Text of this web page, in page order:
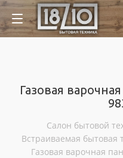
Газовая
Салон бытовой
Встраиваемая бытовая
Газовая варочная